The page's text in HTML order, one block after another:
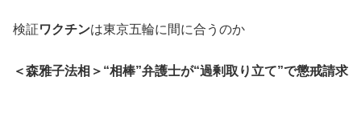
検証ワクチンは東京五輪に間に合うのか
＜森雅子法相＞“相棒”弁護士が“過剰取り立て”で懲戒請求